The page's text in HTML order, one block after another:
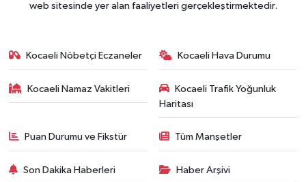
web sitesinde yer alan faaliyetleri gerçekleştirmektedir.
Kocaeli Nöbetçi Eczaneler Kocaeli Hava Durumu
Kocaeli Namaz Vakitleri
Kocaeli Trafik Yoğunluk
Haritası
Puan Durumu ve Fikstür Tüm Manşetler
Son Dakika Haberleri Haber Arşivi